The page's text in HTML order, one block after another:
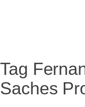
Tag
Saches